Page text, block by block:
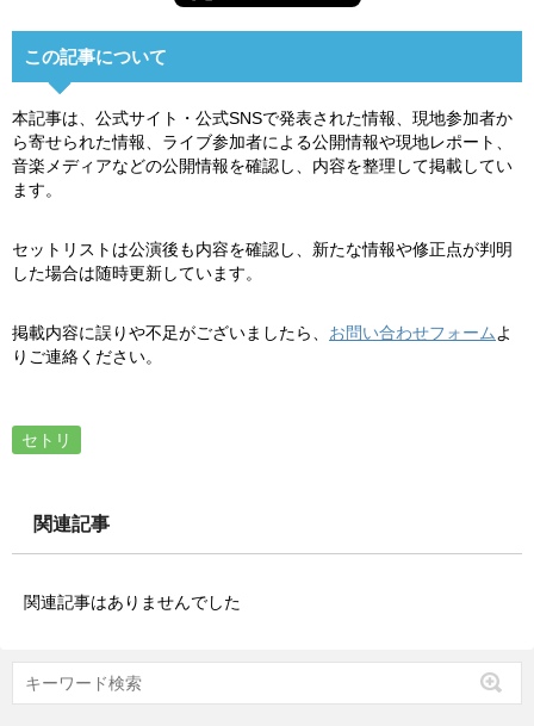
この記事について
本記事は、公式サイト・公式SNSで発表された情報、現地参加者か
ら寄せられた情報、ライブ参加者による公開情報や現地レポート、
音楽メディアなどの公開情報を確認し、内容を整理して掲載してい
ます。
セットリストは公演後も内容を確認し、新たな情報や修正点が判明
した場合は随時更新しています。
掲載内容に誤りや不足がございましたら、 お問い合わせフォーム よ
りご連絡ください。
セトリ
関連記事
関連記事はありませんでした